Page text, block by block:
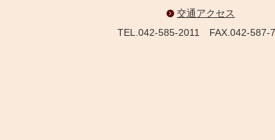
交通アクセス
TEL.042-585-2011 FAX.042-587-